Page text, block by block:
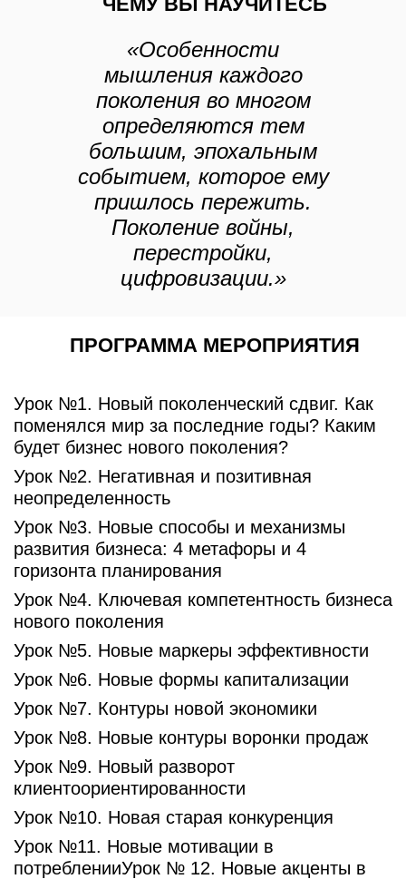
«Особенности
мышления каждого
поколения во многом
определяются тем
большим, эпохальным
событием, которое ему
пришлось пережить.
Поколение войны,
перестройки,
цифровизации.»
ПРОГРАММА МЕРОПРИЯТИЯ
Урок №1. Новый поколенческий сдвиг. Как
поменялся мир за последние годы? Каким
будет бизнес нового поколения?
Урок №2. Негативная и позитивная
неопределенность
Урок №3. Новые способы и механизмы
развития бизнеса: 4 метафоры и 4
горизонта планирования
Урок №4. Ключевая компетентность бизнеса
нового поколения
Урок №5. Новые маркеры эффективности
Урок №6. Новые формы капитализации
Урок №7. Контуры новой экономики
Урок №8. Новые контуры воронки продаж
Урок №9. Новый разворот
клиентоориентированности
Урок №10. Новая старая конкуренция
Урок №11. Новые мотивации в
потребленииУрок № 12. Новые акценты в